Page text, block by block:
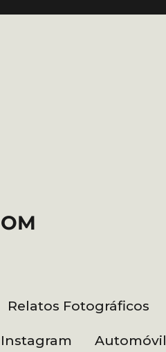
Relatos Fotográficos
Instagram Automóvil